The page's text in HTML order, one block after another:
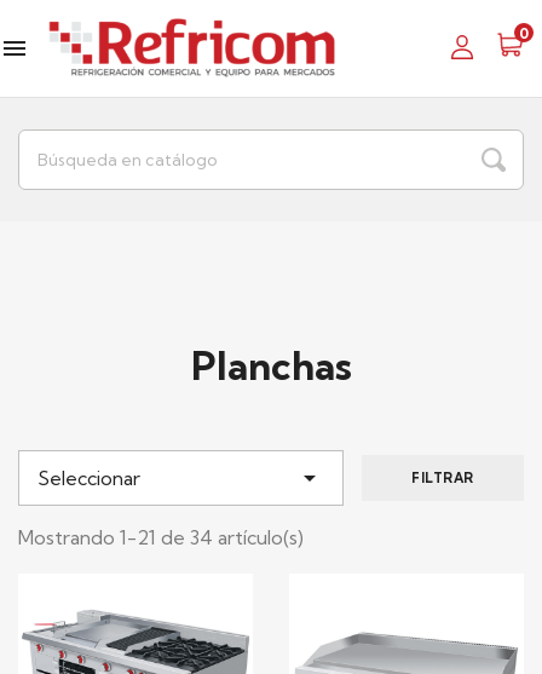

0
Planchas
Seleccionar  FILTRAR
Mostrando 1-21 de 34 artículo(s)